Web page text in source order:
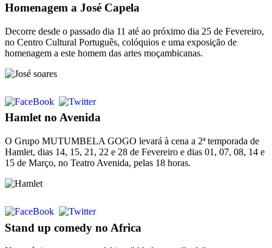
Homenagem a José Capela
Decorre desde o passado dia 11 até ao próximo dia 25 de Fevereiro,
no Centro Cultural Português, colóquios e uma exposição de
homenagem a este homem das artes moçambicanas.
Hamlet no Avenida
O Grupo MUTUMBELA GOGO levará à cena a 2ª temporada de
Hamlet, dias 14, 15, 21, 22 e 28 de Fevereiro e dias 01, 07, 08, 14 e
15 de Março, no Teatro Avenida, pelas 18 horas.
Stand up comedy no Africa